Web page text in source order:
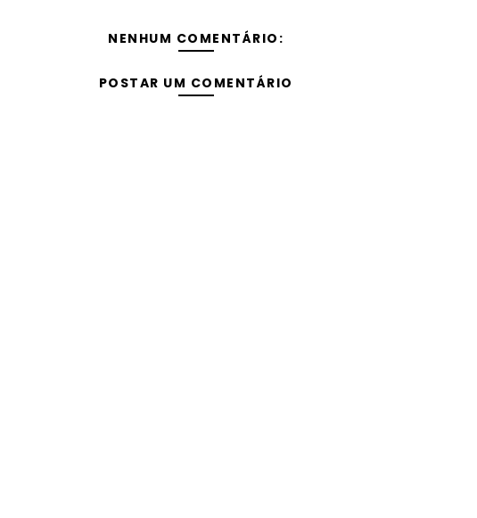
NENHUM COMENTÁRIO:
POSTAR UM COMENTÁRIO